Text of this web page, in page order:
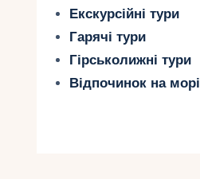
Екскурсійні тури
Гарячі тури
Гірськолижні тури
Відпочинок на морі